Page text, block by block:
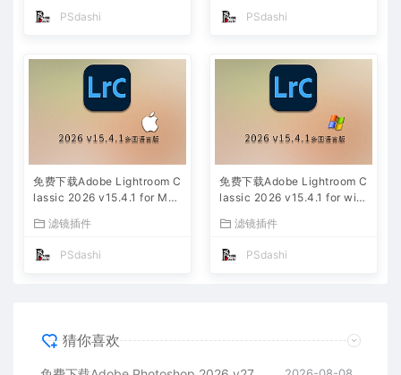
计师平面设计工具
PSdashi
文件文档格式打开处理编辑
PSdashi
免费下载Adobe Lightroom C
lassic 2026 v15.4.1 for Mac
安装包摄影后期照片图片编辑
滤镜插件
PSdashi
免费下载Adobe Lightroom C
lassic 2026 v15.4.1 for win
安装包摄影后期照片图片编辑
滤镜插件
PSdashi
猜你喜欢